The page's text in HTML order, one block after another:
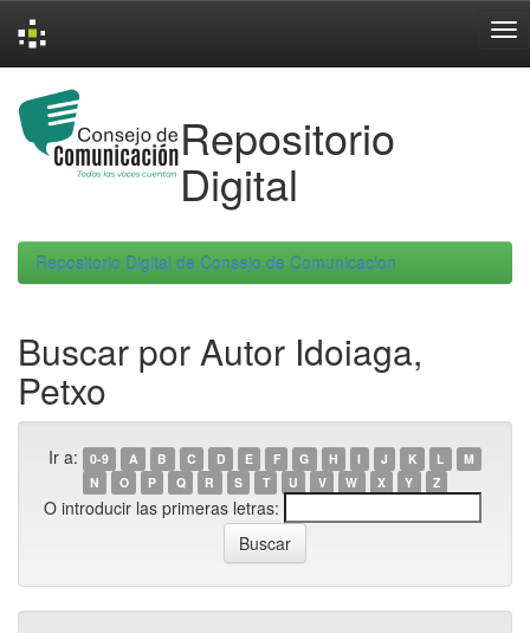
navigation
Repositorio
Digital
Repositorio Digital de Consejo de Comunicacion
Buscar por Autor Idoiaga,
Petxo
Ir a: 0-9 A B C D E F G H I J K L
M
N
O P Q R S T U V W X Y Z
O introducir las primeras letras: